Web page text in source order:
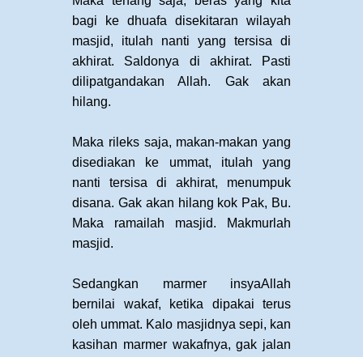
bagi ke dhuafa disekitaran wilayah
masjid, itulah nanti yang tersisa di
akhirat. Saldonya di akhirat. Pasti
dilipatgandakan Allah. Gak akan
hilang.
Maka rileks saja, makan-makan yang
disediakan ke ummat, itulah yang
nanti tersisa di akhirat, menumpuk
disana. Gak akan hilang kok Pak, Bu.
Maka ramailah masjid. Makmurlah
masjid.
Sedangkan marmer insyaAllah
bernilai wakaf, ketika dipakai terus
oleh ummat. Kalo masjidnya sepi, kan
kasihan marmer wakafnya, gak jalan